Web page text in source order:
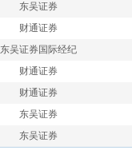
东吴证券
财通证券
东吴证券国际经纪
财通证券
财通证券
东吴证券
东吴证券